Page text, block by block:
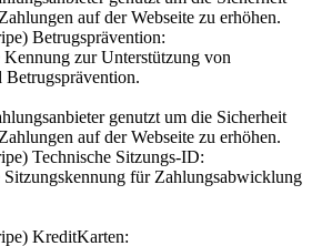
auf der Webseite zu erhöhen.
Betrugsprävention:
Kennung zur Unterstützung von
genutzt um die Sicherheit
auf der Webseite zu erhöhen.
Technische Sitzungs-ID:
Sitzungskennung für Zahlungsabwicklung
KreditKarten: